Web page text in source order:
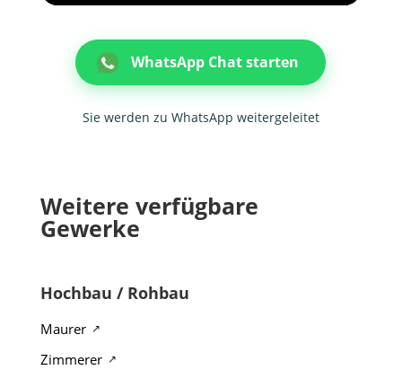
WhatsApp Chat starten
Sie werden zu WhatsApp weitergeleitet
Weitere verfügbare
Gewerke
Hochbau / Rohbau
Maurer
Zimmerer